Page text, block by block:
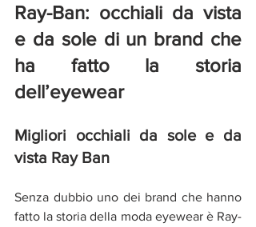
Ray-Ban: occhiali da vista
e da sole di un brand che
ha fatto la storia
dell’eyewear
Migliori occhiali da sole e da
vista Ray Ban
Senza dubbio uno dei brand che hanno
fatto la storia della moda eyewear è Ray-